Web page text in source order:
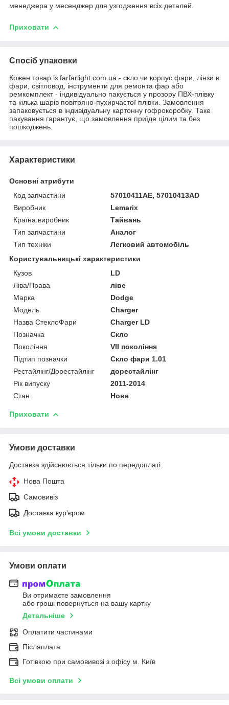
менеджера у месенджер для узгодження всіх деталей.
Приховати
Спосіб упаковки
Кожен товар із farfarlight.com.ua - скло чи корпус фари, лінзи в
фари, світловод, інструменти для ремонта фар або
ремкомплект - індивідуально пакується у прозору ПВХ-плівку
та кілька шарів повітряно-пухирчастої плівки. Замовлення
запаковується в індивідуальну картонну гофрокоробку. Таке
пакування гарантує, що замовлення приїде цілим та без
пошкоджень.
Характеристики
Основні атрибути
Код запчастини
57010411AE, 57010413AD
Виробник
Lemarix
Країна виробник
Тайвань
Тип запчастини
Аналог
Тип техніки
Легковий автомобіль
Користувальницькі характеристики
Кузов
LD
Ліва/Права
ліве
Марка
Dodge
Мoдель
Charger
Назва СтеклоФари
Charger LD
Позначка
Скло
Покоління
VII покоління
Підтип позначки
Скло фари 1.01
Рестайлінг/Дорестайлінг
дорестайлінг
Рік випуску
2011-2014
Стан
Нове
Приховати
Умови доставки
Доставка здійснюється тільки по передоплаті.
Нова Пошта
Самовивіз
Доставка кур'єром
Всі умови доставки
Умови оплати
Ви отримаєте замовлення
або гроші повернуться на вашу картку
Детальніше
Оплатити частинами
Післяплата
Готівкою при самовивозі з офісу м. Київ
Всі умови оплати